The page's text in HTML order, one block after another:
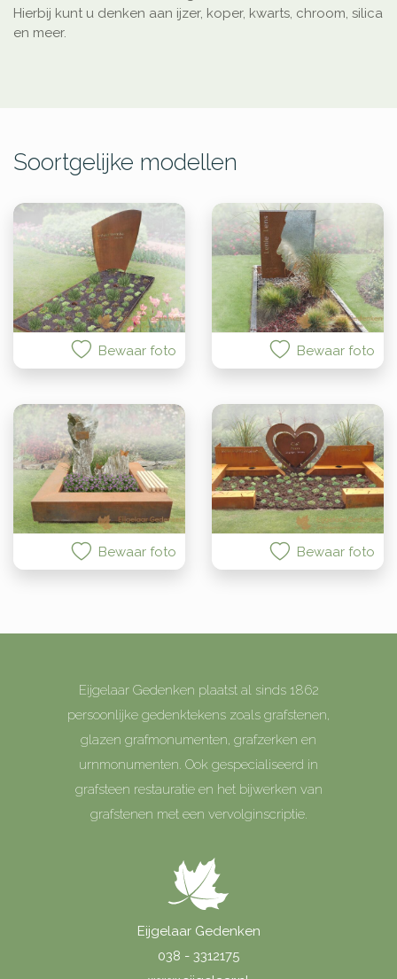
Hierbij kunt u denken aan ijzer, koper, kwarts, chroom, silica
en meer.
Soortgelijke modellen
Bewaar foto Bewaar foto
Bewaar foto Bewaar foto
Eijgelaar Gedenken plaatst al sinds 1862
persoonlijke gedenktekens zoals grafstenen,
glazen grafmonumenten, grafzerken en
urnmonumenten. Ook gespecialiseerd in
grafsteen restauratie en het bijwerken van
grafstenen met een vervolginscriptie.
Eijgelaar Gedenken
038 - 3312175